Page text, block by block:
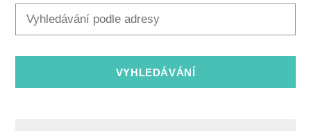
info@kastela-info.hr
Villa Nika, Kamberovo šetalište 30,
21216 Kaštel Stari, Hrvatska
Wskazówki